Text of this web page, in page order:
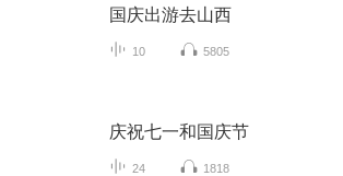
国庆出游去山西
10 5805
庆祝七一和国庆节
24 1818